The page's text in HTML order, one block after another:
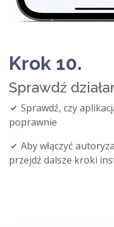
Krok 10.
Sprawdź
Sprawdź, czy
poprawnie
Aby włączyć
przejdź dalsze kroki